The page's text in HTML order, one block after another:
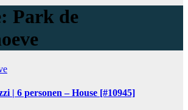
Park de
| 6 personen – House [#10945]